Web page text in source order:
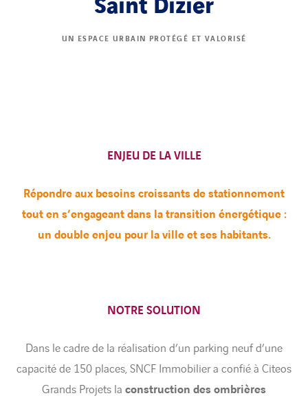
UN ESPACE URBAIN PROTÉGÉ ET VALORISÉ
ENJEU DE LA VILLE
Répondre aux besoins croissants de stationnement
tout en s’engageant dans la transition énergétique :
un double enjeu pour la ville et ses habitants.
NOTRE SOLUTION
Dans le cadre de la réalisation d’un parking neuf d’une
capacité de 150 places, SNCF Immobilier a confié à Citeos
Grands Projets la construction des ombrières